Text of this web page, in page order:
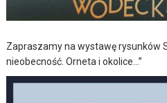
Zapraszamy na wystawę rysunków
nieobecność. Orneta i okolice…”